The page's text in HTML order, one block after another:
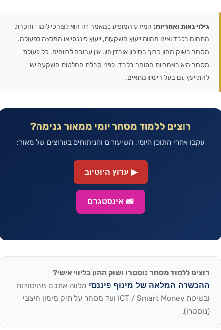
גילוי נאות ואחריות: המידע המופיע במאמר זה הוא לצורכי לימוד והכרת
התחום בלבד ואינו מהווה ייעוץ השקעות, ייעוץ פיננסי או המלצה לפעולה.
מסחר בשוק ההון כרוך בסיכון אובדן הון. אין ערובה לרווחים. כל פעולת
מסחר היא באחריות הסוחר בלבד. לפני קבלת החלטות השקעה יש
להתייעץ עם בעל רישיון מתאים.
רוצים ללמוד מסחר יומי ממאור גנימה?
עקבו אחרי התוכן היומי, השיעורים והניתוחים בערוצים של מאור:
▶ ערוץ היוטיוב
📸 אינסטגרם
רוצים ללמוד מסחר נוסטרו ושוק ההון בליווי אישי?
ההכשרה המלאה של מינוף פיננסי מלווה אתכם מהיסודות
ובשיטת ICT / Smart Money ועד מסחר על תיק מימון חיצוני
(נוסטרו).